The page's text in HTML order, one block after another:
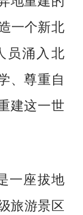
一个新北
员涌入北
、尊重自
建这一世
一座拔地
旅游景区